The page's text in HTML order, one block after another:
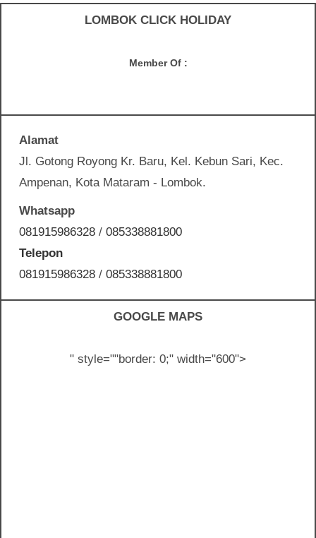
LOMBOK CLICK HOLIDAY
Member Of :
Alamat
Jl. Gotong Royong Kr. Baru, Kel. Kebun Sari, Kec.
Ampenan, Kota Mataram - Lombok.
Whatsapp
081915986328 / 085338881800
Telepon
081915986328 / 085338881800
GOOGLE MAPS
" style=""border: 0;" width="600">